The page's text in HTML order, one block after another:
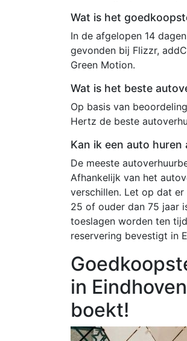
Wat is het
In de afgelopen 14
gevonden bij Flizzr,
Green Motion.
Wat is het beste
Op basis van
Hertz de beste
Kan ik een auto
De meeste
Afhankelijk van het
verschillen. Let op dat
25 of ouder dan 75 jaar
toeslagen worden ten
reservering bevestigt in
in
boekt!